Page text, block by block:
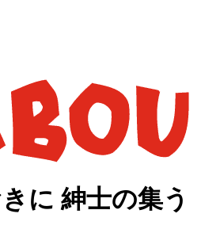
に 紳士の集う